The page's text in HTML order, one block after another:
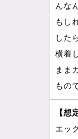
んな
もし
した
横着
まま
もの
【想
エッ